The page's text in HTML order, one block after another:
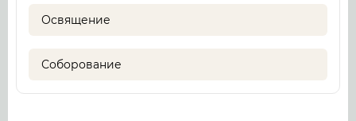
Освящение
Соборование